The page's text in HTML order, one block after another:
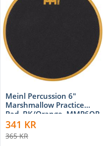
Meinl Percussion 6"
Marshmallow Practice
Pad, BK/Orange, MMP6OR
341 KR
365KR